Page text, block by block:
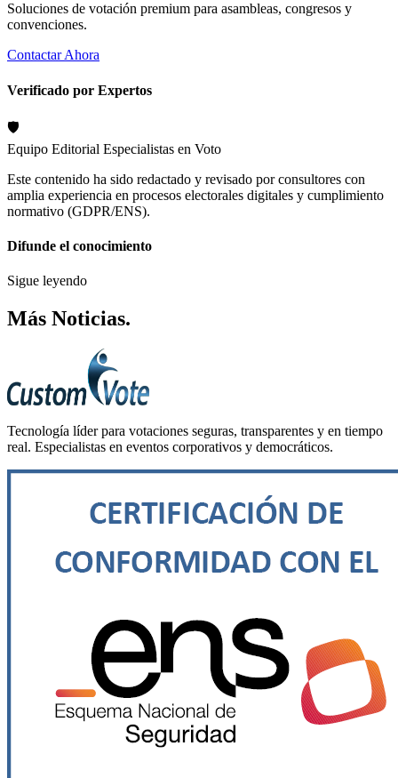
Soluciones de votación premium para asambleas, congresos y
convenciones.
Contactar Ahora
Verificado por Expertos
🛡️
Equipo Editorial Especialistas en Voto
Este contenido ha sido redactado y revisado por consultores con
amplia experiencia en procesos electorales digitales y cumplimiento
normativo (GDPR/ENS).
Difunde el conocimiento
Sigue leyendo
Más Noticias.
Tecnología líder para votaciones seguras, transparentes y en tiempo
real. Especialistas en eventos corporativos y democráticos.